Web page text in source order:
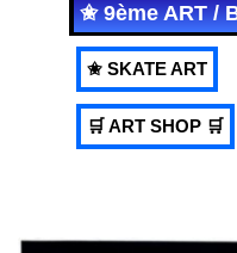
✬ 9ème ART /
✬ SKATE ART
🛒 ART SHOP 🛒